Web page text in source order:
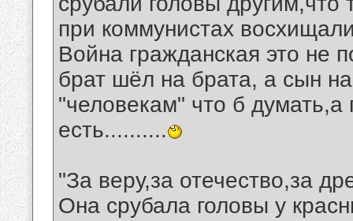
при коммунистах
Война гражданская это не
брат шёл на брата, а сын
"человекам" что б думать,а
есть..........
"За веру,за отечество,за
Она срубала головы у